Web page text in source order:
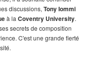
discussions, Tony Iommi
à la Coventry University.
secrets de composition
C'est une grande fierté